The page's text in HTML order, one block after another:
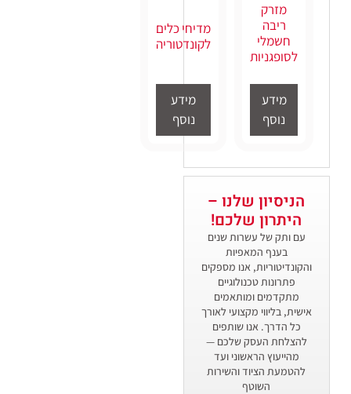
מזרק
ריבה
חשמלי
לסופגניות
מידע
נוסף
מדיחי כלים
לקונדטוריה
מידע
נוסף
הניסיון שלנו –
היתרון שלכם!
עם ותק של עשרות שנים
בענף המאפיות
והקונדיטוריות, אנו מספקים
פתרונות טכנולוגיים
מתקדמים ומותאמים
אישית, בליווי מקצועי לאורך
כל הדרך. אנו שותפים
להצלחת העסק שלכם —
מהייעוץ הראשוני ועד
להטמעת הציוד והשירות
השוטף